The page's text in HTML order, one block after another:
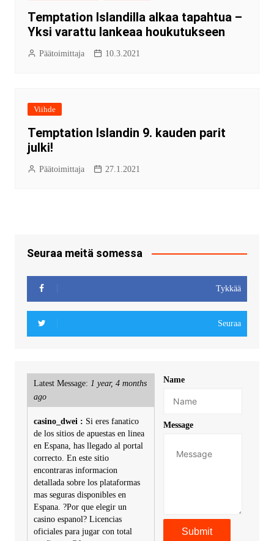
Temptation Islandilla alkaa tapahtua –
Yksi varattu lankeaa houkutukseen
Päätoimittaja 10.3.2021
Viihde
Temptation Islandin 9. kauden parit
julki!
Päätoimittaja 27.1.2021
Seuraa meitä somessa
Tykkää
Seuraa
Latest Message: 1 year, 4 months
ago
casino_dwei : Si eres fanatico
de los sitios de apuestas en linea
en Espana, has llegado al portal
correcto. En este sitio
encontraras informacion
detallada sobre los plataformas
mas seguras disponibles en
Espana. ?Por que elegir un
casino espanol? Licencias
oficiales para jugar con total
Name
Message